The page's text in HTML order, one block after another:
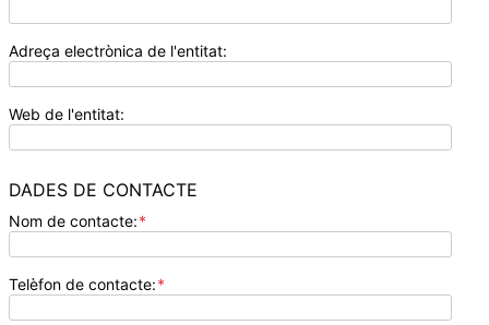
Adreça electrònica de l'entitat:
Web de l'entitat:
DADES DE CONTACTE
Nom de contacte:*
Telèfon de contacte:*